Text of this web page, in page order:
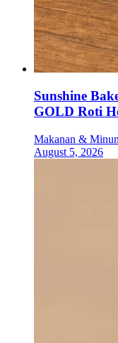
Sunshine
GOLD Roti
Makanan &
August 5, 2026